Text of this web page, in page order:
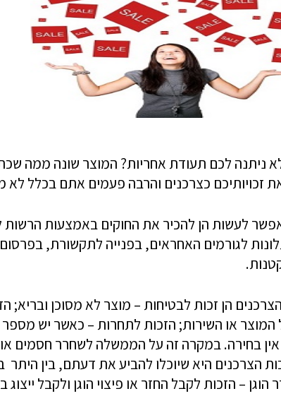
ניתנה לכם תעודת אחריות? המוצר שונה ממה
זכויותיכם כצרכנים והרבה פעמים אתם בכלל לא
לעשות הן להכיר את החוקים באמצעות
לגורמים האחראים, בפנייה לתקשורת,
הן זכות לבטיחות – מוצר לא מסוכן
המוצר או השירות; הזכות לתחרות – כאשר יש
אין בחירה. במקרה זה על הממשלה לשחרר חסמים
הצרכנים היא שיוכלו להביע את דעתם, בין היתר
הוגן – הזכות לקבל החזר או פיצוי הוגן ולקבל ייצוג